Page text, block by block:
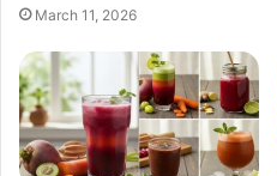
March 11, 2026